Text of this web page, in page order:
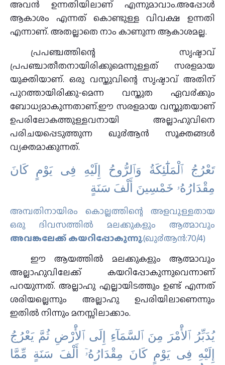
അവന്‍ ഉന്നതിയിലാണ് എന്നുമാവാം.അപ്പോള്‍
ആകാശം എന്നത് കൊണ്ടുള്ള വിവക്ഷ ഉന്നതി
എന്നാണ്. അതല്ലാതെ നാം കാണുന്ന ആകാശമല്ല.
പ്രപഞ്ചത്തിന്റെ സൃഷ്ടാവ്
പ്രപഞ്ചാതീതനായിരിക്കുമെന്നുള്ളത് സരളമായ
യുക്തിയാണ്. ഒരു വസ്തുവിന്റെ സൃഷ്ടാവ് അതിന്
പുറത്തായിരിക്കു-മെന്ന വസ്തുത ഏവ൪ക്കും
ബോധ്യമാകുന്നതാണ്.ഈ സരളമായ വസ്തുതയാണ്
ഉപരിലോകത്തുള്ളവനായി അല്ലാഹുവിനെ
പരിചയപ്പെടുത്തുന്ന ഖു൪ആന്‍ സൂക്തങ്ങള്‍
വ്യക്തമാക്കുന്നത്.
ﺗَﻌْﺮُﺝُ ٱﻟْﻤَﻠَٰٓﺌِﻜَﺔُ ﻭَٱﻟﺮُّﻭﺡُ ﺇِﻟَﻴْﻪِ ﻓِﻰ ﻳَﻮْﻡٍ ﻛَﺎﻥَ
ﻣِﻘْﺪَاﺭُﻩُۥ ﺧَﻤْﺴِﻴﻦَ ﺃَﻟْﻒَ ﺳَﻨَﺔٍ
അമ്പതിനായിരം കൊല്ലത്തിന്റെ അളവുള്ളതായ
ഒരു ദിവസത്തില്‍ മലക്കുകളും ആത്മാവും
അവങ്കലേക്ക് കയറിപ്പോകുന്നു.(ഖു൪ആന്‍:70/4)
ഈ ആയത്തില്‍ മലക്കുകളും ആത്മാവും
അല്ലാഹുവിലേക്ക് കയറിപ്പോകുന്നുവെന്നാണ്
പറയുന്നത്. അല്ലാഹു എല്ലായിടത്തും ഉണ്ട് എന്നത്
ശരിയല്ലെന്നും അല്ലാഹു ഉപരിയിലാണെന്നും
ഇതില്‍ നിന്നും മനസ്സിലാക്കാം.
ﻳُﺪَﺑِّﺮُ ٱﻷَْﻣْﺮَ ﻣِﻦَ ٱﻟﺴَّﻤَﺎٓءِ ﺇِﻟَﻰ ٱﻷَْﺭْﺽِ ﺛُﻢَّ ﻳَﻌْﺮُﺝُ
ﺇِﻟَﻴْﻪِ ﻓِﻰ ﻳَﻮْﻡٍ ﻛَﺎﻥَ ﻣِﻘْﺪَاﺭُﻩُۥٓ ﺃَﻟْﻒَ ﺳَﻨَﺔٍ ﻣِّﻤَّﺎ